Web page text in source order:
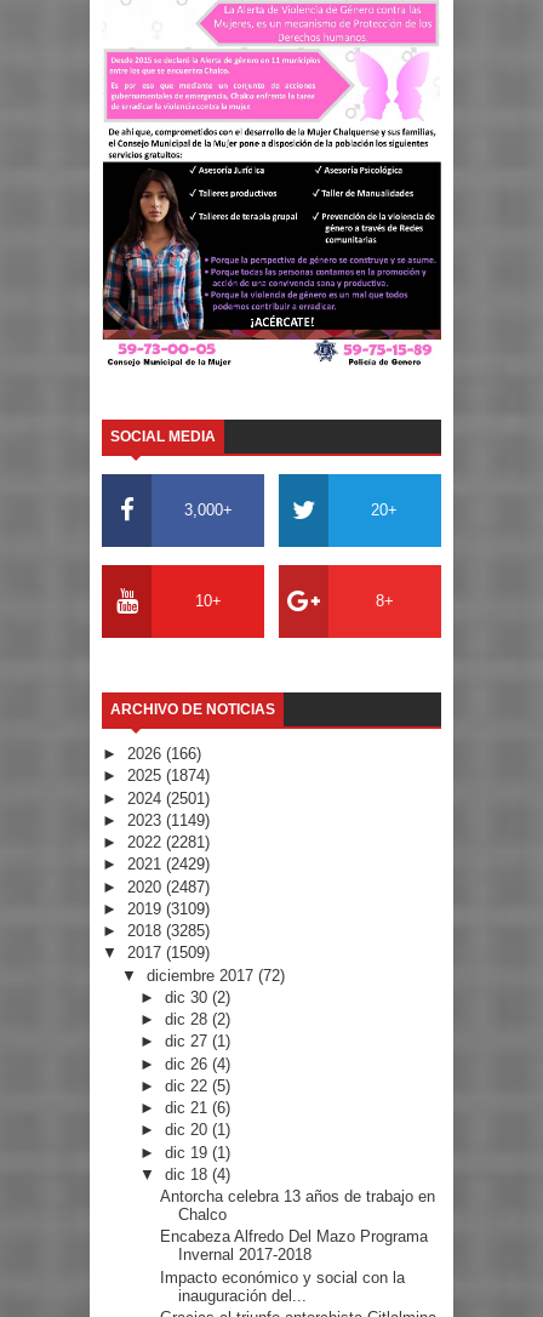
SOCIAL MEDIA
3,000+ 20+
10+ 8+
ARCHIVO DE NOTICIAS
► 2026 (166)
► 2025 (1874)
► 2024 (2501)
► 2023 (1149)
► 2022 (2281)
► 2021 (2429)
► 2020 (2487)
► 2019 (3109)
► 2018 (3285)
▼ 2017 (1509)
▼ diciembre 2017 (72)
►dic 30(2)
►dic 28(2)
►dic 27(1)
►dic 26(4)
►dic 22(5)
►dic 21(6)
►dic 20(1)
►dic 19(1)
▼dic 18(4)
Antorcha celebra 13 años de trabajo en
Chalco
Encabeza Alfredo Del Mazo Programa
Invernal 2017-2018
Impacto económico y social con la
inauguración del...